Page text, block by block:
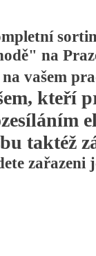
na
vašem
kteří
taktéž
zařazeni